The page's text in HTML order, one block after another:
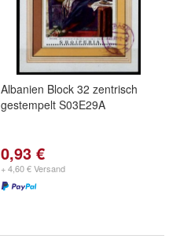
Albanien Block 32 zentrisch
gestempelt S03E29A
0,93 €
+ 4,60 € Versand